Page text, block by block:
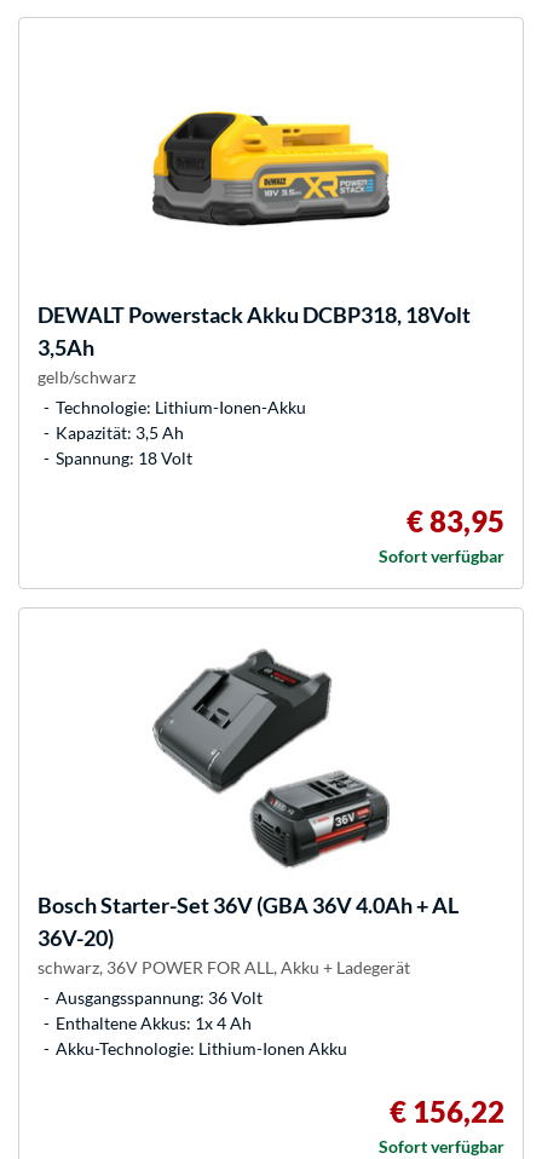
DEWALTPowerstack Akku DCBP318, 18Volt
3,5Ah
gelb/schwarz
Technologie: Lithium-Ionen-Akku
Kapazität: 3,5 Ah
Spannung: 18 Volt
€ 83,95
Sofort verfügbar
BoschStarter-Set 36V (GBA 36V 4.0Ah + AL
36V-20)
schwarz, 36V POWER FOR ALL, Akku + Ladegerät
Ausgangsspannung: 36 Volt
Enthaltene Akkus: 1x 4 Ah
Akku-Technologie: Lithium-Ionen Akku
€ 156,22
Sofort verfügbar